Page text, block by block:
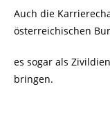
Auch die
österreichischen
es sogar als
bringen.